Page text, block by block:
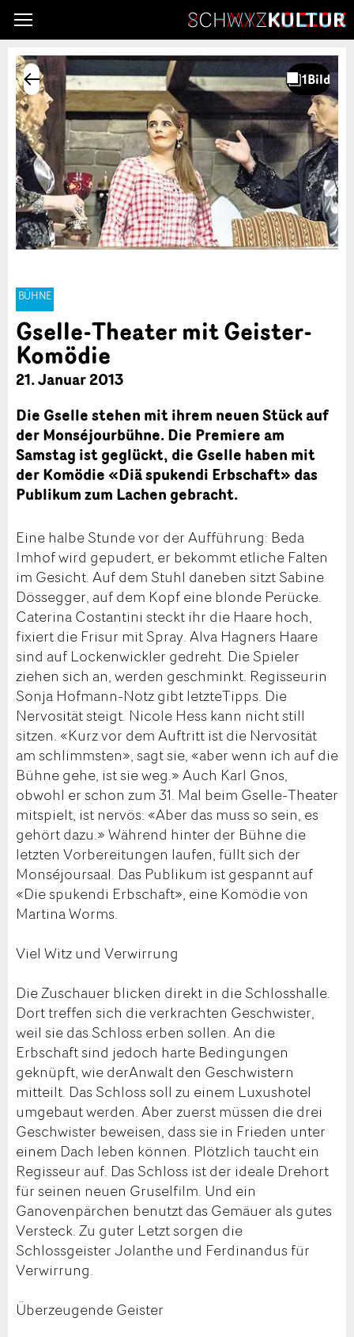
BÜHNE
Gselle-Theater mit Geister-
Komödie
21. Januar 2013
Die Gselle stehen mit ihrem neuen Stück auf
der Monséjourbühne. Die Premiere am
Samstag ist geglückt, die Gselle haben mit
der Komödie «Diä spukendi Erbschaft» das
Publikum zum Lachen gebracht.
Eine halbe Stunde vor der Aufführung: Beda
Imhof wird gepudert, er bekommt etliche Falten
im Gesicht. Auf dem Stuhl daneben sitzt Sabine
Dössegger, auf dem Kopf eine blonde Perücke.
Caterina Costantini steckt ihr die Haare hoch,
fixiert die Frisur mit Spray. Alva Hagners Haare
sind auf Lockenwickler gedreht. Die Spieler
ziehen sich an, werden geschminkt. Regisseurin
Sonja Hofmann-Notz gibt letzteTipps. Die
Nervosität steigt. Nicole Hess kann nicht still
sitzen. «Kurz vor dem Auftritt ist die Nervosität
am schlimmsten», sagt sie, «aber wenn ich auf die
Bühne gehe, ist sie weg.» Auch Karl Gnos,
obwohl er schon zum 31. Mal beim Gselle-Theater
mitspielt, ist nervös: «Aber das muss so sein, es
gehört dazu.» Während hinter der Bühne die
letzten Vorbereitungen laufen, füllt sich der
Monséjoursaal. Das Publikum ist gespannt auf
«Die spukendi Erbschaft», eine Komödie von
Martina Worms.
Viel Witz und Verwirrung
Die Zuschauer blicken direkt in die Schlosshalle.
Dort treffen sich die verkrachten Geschwister,
weil sie das Schloss erben sollen. An die
Erbschaft sind jedoch harte Bedingungen
geknüpft, wie derAnwalt den Geschwistern
mitteilt. Das Schloss soll zu einem Luxushotel
umgebaut werden. Aber zuerst müssen die drei
Geschwister beweisen, dass sie in Frieden unter
einem Dach leben können. Plötzlich taucht ein
Regisseur auf. Das Schloss ist der ideale Drehort
für seinen neuen Gruselfilm. Und ein
Ganovenpärchen benutzt das Gemäuer als gutes
Versteck. Zu guter Letzt sorgen die
Schlossgeister Jolanthe und Ferdinandus für
Verwirrung.
Überzeugende Geister